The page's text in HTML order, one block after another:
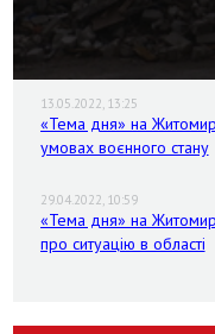
13.05.2022, 13:25
«Тема дня» на
умовах воєнного стану
29.04.2022, 10:59
«Тема дня» на
про ситуацію в області